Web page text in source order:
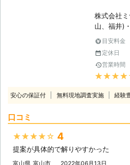
株式会社
山、福井)
重)を中心
虫・害獣
駆除を他
た方、害
もが万全
事】 わが
ます。北陸
除をお考え
目安料金
定休日
営業時間
安心の保証付 無料現地調査実施 経験
口コミ
★★★★★ 4
提案が具体的で解りやすかった
富山県 富山市 2022年06月13日